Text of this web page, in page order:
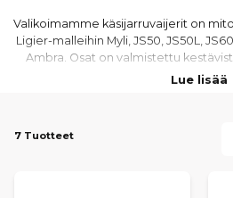
Valikoimamme käsijarruvaijerit on
Ligier-malleihin Myli, JS50, JS50L,
Ambra. Osat on valmistettu
helppo asentaa ilman
– nopeasti toimitettuna ja
Lue lisää
7 Tuotteet